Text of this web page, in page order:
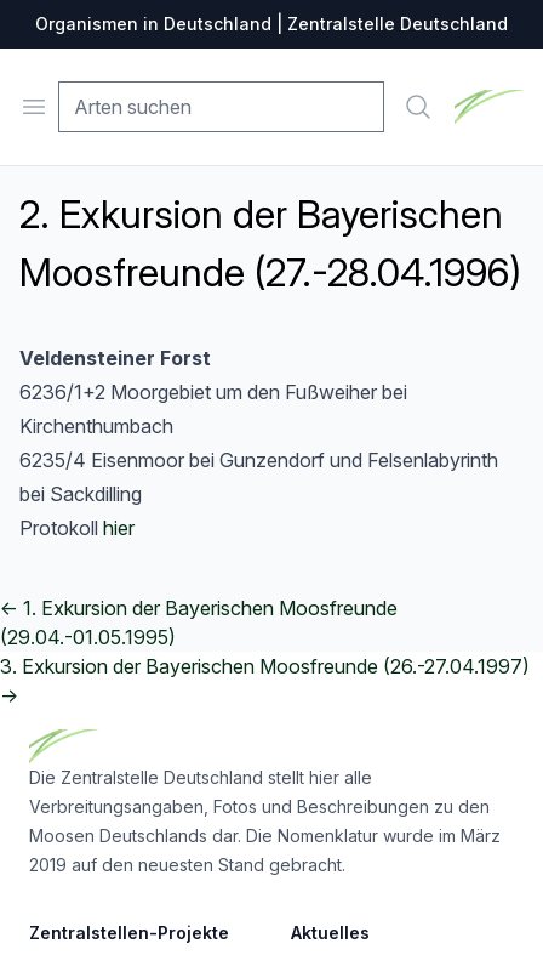
Organismen in Deutschland | Zentralstelle Deutschland
Open menu Suche
2. Exkursion der Bayerischen
Moosfreunde (27.-28.04.1996)
Veldensteiner Forst
6236/1+2 Moorgebiet um den Fußweiher bei
Kirchenthumbach
6235/4 Eisenmoor bei Gunzendorf und Felsenlabyrinth
bei Sackdilling
Protokoll hier
← 1. Exkursion der Bayerischen Moosfreunde
(29.04.-01.05.1995)
3. Exkursion der Bayerischen Moosfreunde (26.-27.04.1997)
→
Footer
Die Zentralstelle Deutschland stellt hier alle
Verbreitungsangaben, Fotos und Beschreibungen zu den
Moosen Deutschlands dar. Die Nomenklatur wurde im März
2019 auf den neuesten Stand gebracht.
Zentralstellen-Projekte Aktuelles